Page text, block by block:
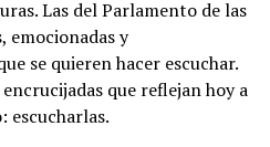
Las del Parlamento de las
emocionadas y
se quieren hacer escuchar.
que reflejan hoy a
escucharlas.